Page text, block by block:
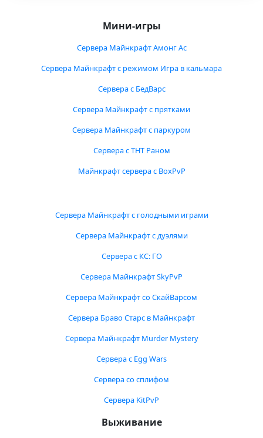
Мини-игры
Сервера Майнкрафт Амонг Ас
Сервера Майнкрафт с режимом Игра в кальмара
Сервера с БедВарс
Сервера Майнкрафт с прятками
Сервера Майнкрафт с паркуром
Сервера с ТНТ Раном
Майнкрафт сервера с BoxPvP
Сервера Майнкрафт с голодными играми
Сервера Майнкрафт с дуэлями
Сервера с КС: ГО
Сервера Майнкрафт SkyPvP
Сервера Майнкрафт со СкайВарсом
Сервера Браво Старс в Майнкрафт
Сервера Майнкрафт Murder Mystery
Сервера с Egg Wars
Сервера со сплифом
Сервера KitPvP
Выживание